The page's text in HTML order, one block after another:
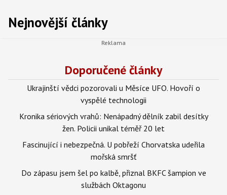
Nejnovější články
Doporučené články
Ukrajinští vědci pozorovali u Měsíce UFO. Hovoří o
vyspělé technologii
Kronika sériových vrahů: Nenápadný dělník zabil desítky
žen. Policii unikal téměř 20 let
Fascinující i nebezpečná. U pobřeží Chorvatska udeřila
mořská smršť
Do zápasu jsem šel po kalbě, přiznal BKFC šampion ve
službách Oktagonu